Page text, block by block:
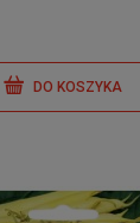
DO KOSZYKA